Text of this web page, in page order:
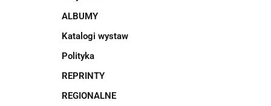
ALBUMY
Katalogi wystaw
Polityka
REPRINTY
REGIONALNE